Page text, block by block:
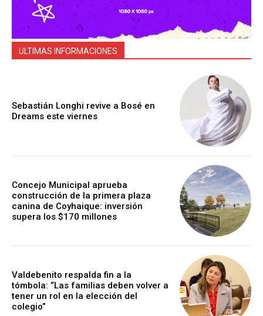
ULTIMAS INFORMACIONES
Sebastián Longhi revive a Bosé en
Dreams este viernes
Concejo Municipal aprueba
construcción de la primera plaza
canina de Coyhaique: inversión
supera los $170 millones
Valdebenito respalda fin a la
tómbola: “Las familias deben volver a
tener un rol en la elección del
colegio”